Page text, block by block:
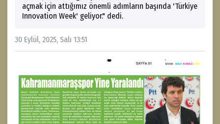
açmak için attığımız önemli adımların başında 'Türkiye
Innovation Week' geliyor." dedi.
30 Eylül, 2025, Salı 13:51